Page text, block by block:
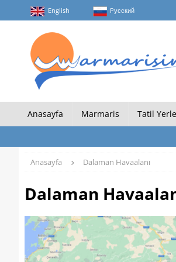
English Pусский
Anasayfa Marmaris Tatil
Anasayfa Dalaman Havaalanı
Dalaman